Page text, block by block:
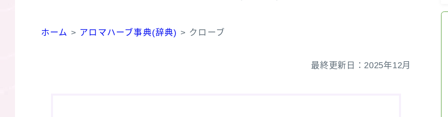
ホーム > アロマハーブ事典(辞典) > クローブ
最終更新日：2025年12月